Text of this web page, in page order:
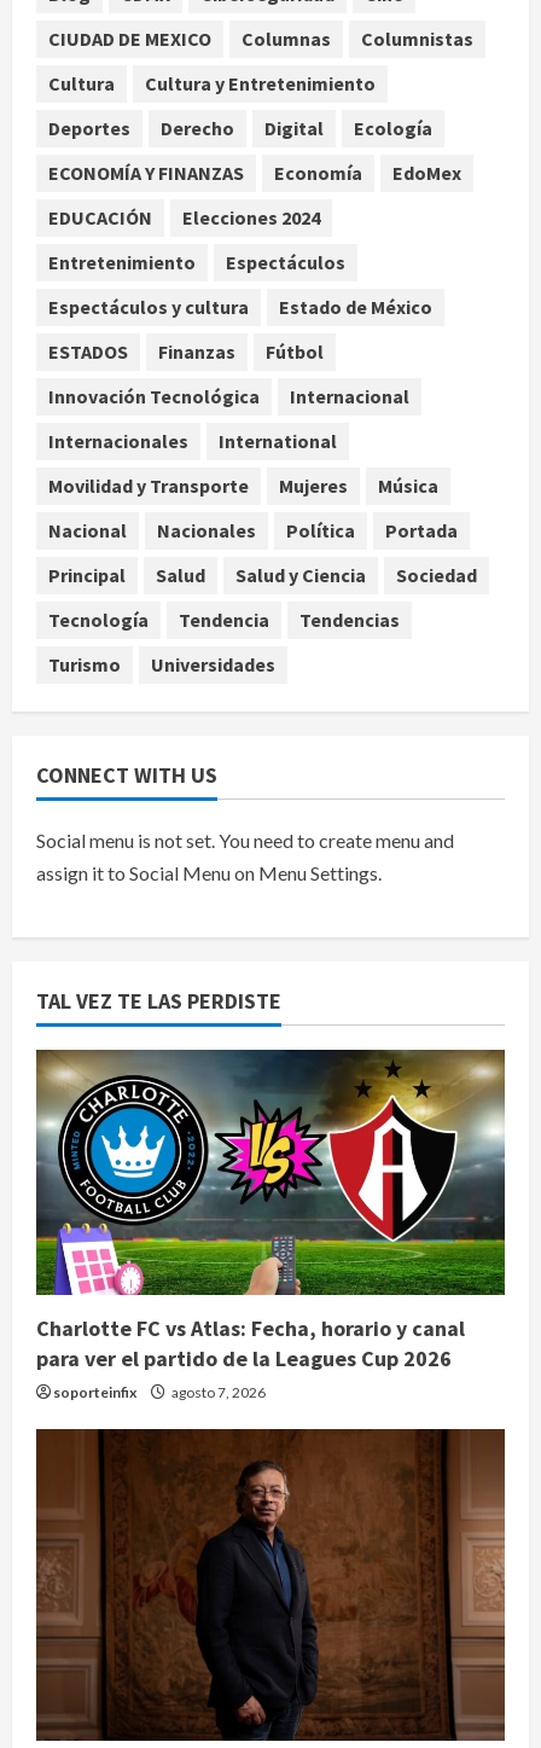
Colombia despide al gobierno de
promesas de cambio
agosto 7, 2026
institucional en Brasil, Guinea
Ecuatorial, Angola y EE.UU.
4
Investiga Cofepris posible vínculo
brote de salmonelosis en EU
agosto 7, 2026
Ángela Buitrago señala videos
agosto 7, 2026
CIUDAD DE MEXICO
Columnas
Columnistas
Cultura
Cultura y Entretenimiento
Deportes
Derecho Digital
Ecología
ECONOMÍA Y FINANZAS
Economía
EdoMex
EDUCACIÓN
Elecciones 2024
Entretenimiento
Espectáculos
Espectáculos y cultura
Estado de México
ESTADOS
Finanzas
Fútbol
Innovación Tecnológica
Internacional
Internacionales
International
Movilidad y Transporte
Mujeres
Música
Nacional
Nacionales Política
Portada
Principal
Salud Salud y Ciencia
Sociedad
Tecnología
Tendencia
Tendencias
Turismo
Universidades
CONNECT WITH US
Social menu is not set. You need to create menu and
assign it to Social Menu on Menu Settings.
TAL VEZ TE LAS PERDISTE
Charlotte FC vs Atlas: Fecha, horario y canal
para ver el partido de la Leagues Cup 2026
soporteinfix agosto 7, 2026